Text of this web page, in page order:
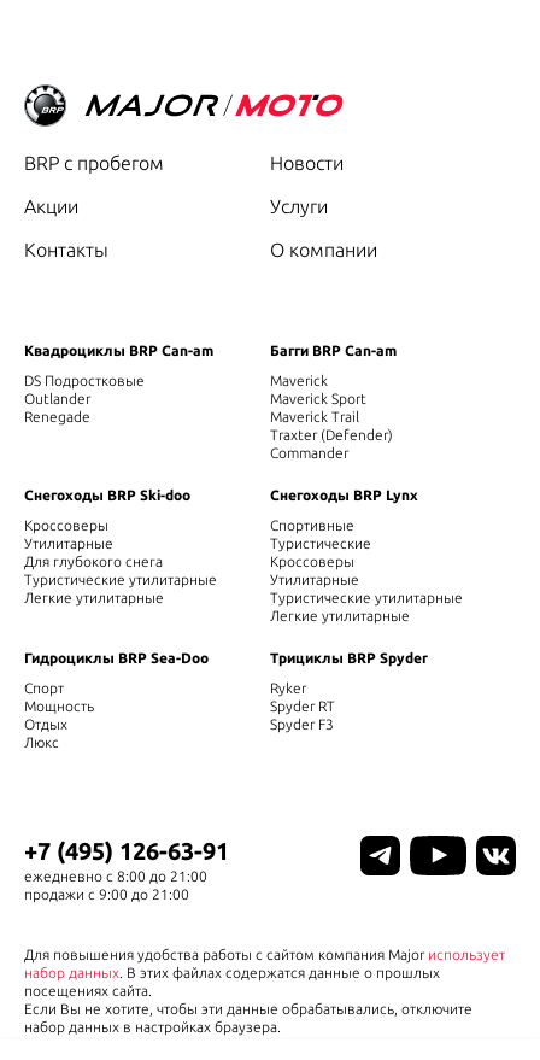
BRP с пробегом
Новости
Акции
Услуги
Контакты
О компании
Квадроциклы BRP Can-am
DS Подростковые
Outlander
Renegade
Багги BRP Can-am
Maverick
Maverick Sport
Maverick Trail
Traxter (Defender)
Commander
Снегоходы BRP Ski-doo
Кроссоверы
Утилитарные
Для глубокого снега
Туристические утилитарные
Легкие утилитарные
Снегоходы BRP Lynx
Спортивные
Туристические
Кроссоверы
Утилитарные
Туристические утилитарные
Легкие утилитарные
Гидроциклы BRP Sea-Doo
Спорт
Мощность
Отдых
Люкс
Трициклы BRP Spyder
Ryker
Spyder RT
Spyder F3
+7 (495) 126-63-91
ежедневно с 8:00 до 21:00
продажи с 9:00 до 21:00
Для повышения удобства работы с сайтом компания Major использует
набор данных . В этих файлах содержатся данные о прошлых
посещениях сайта.
Если Вы не хотите, чтобы эти данные обрабатывались, отключите
набор данных в настройках браузера.